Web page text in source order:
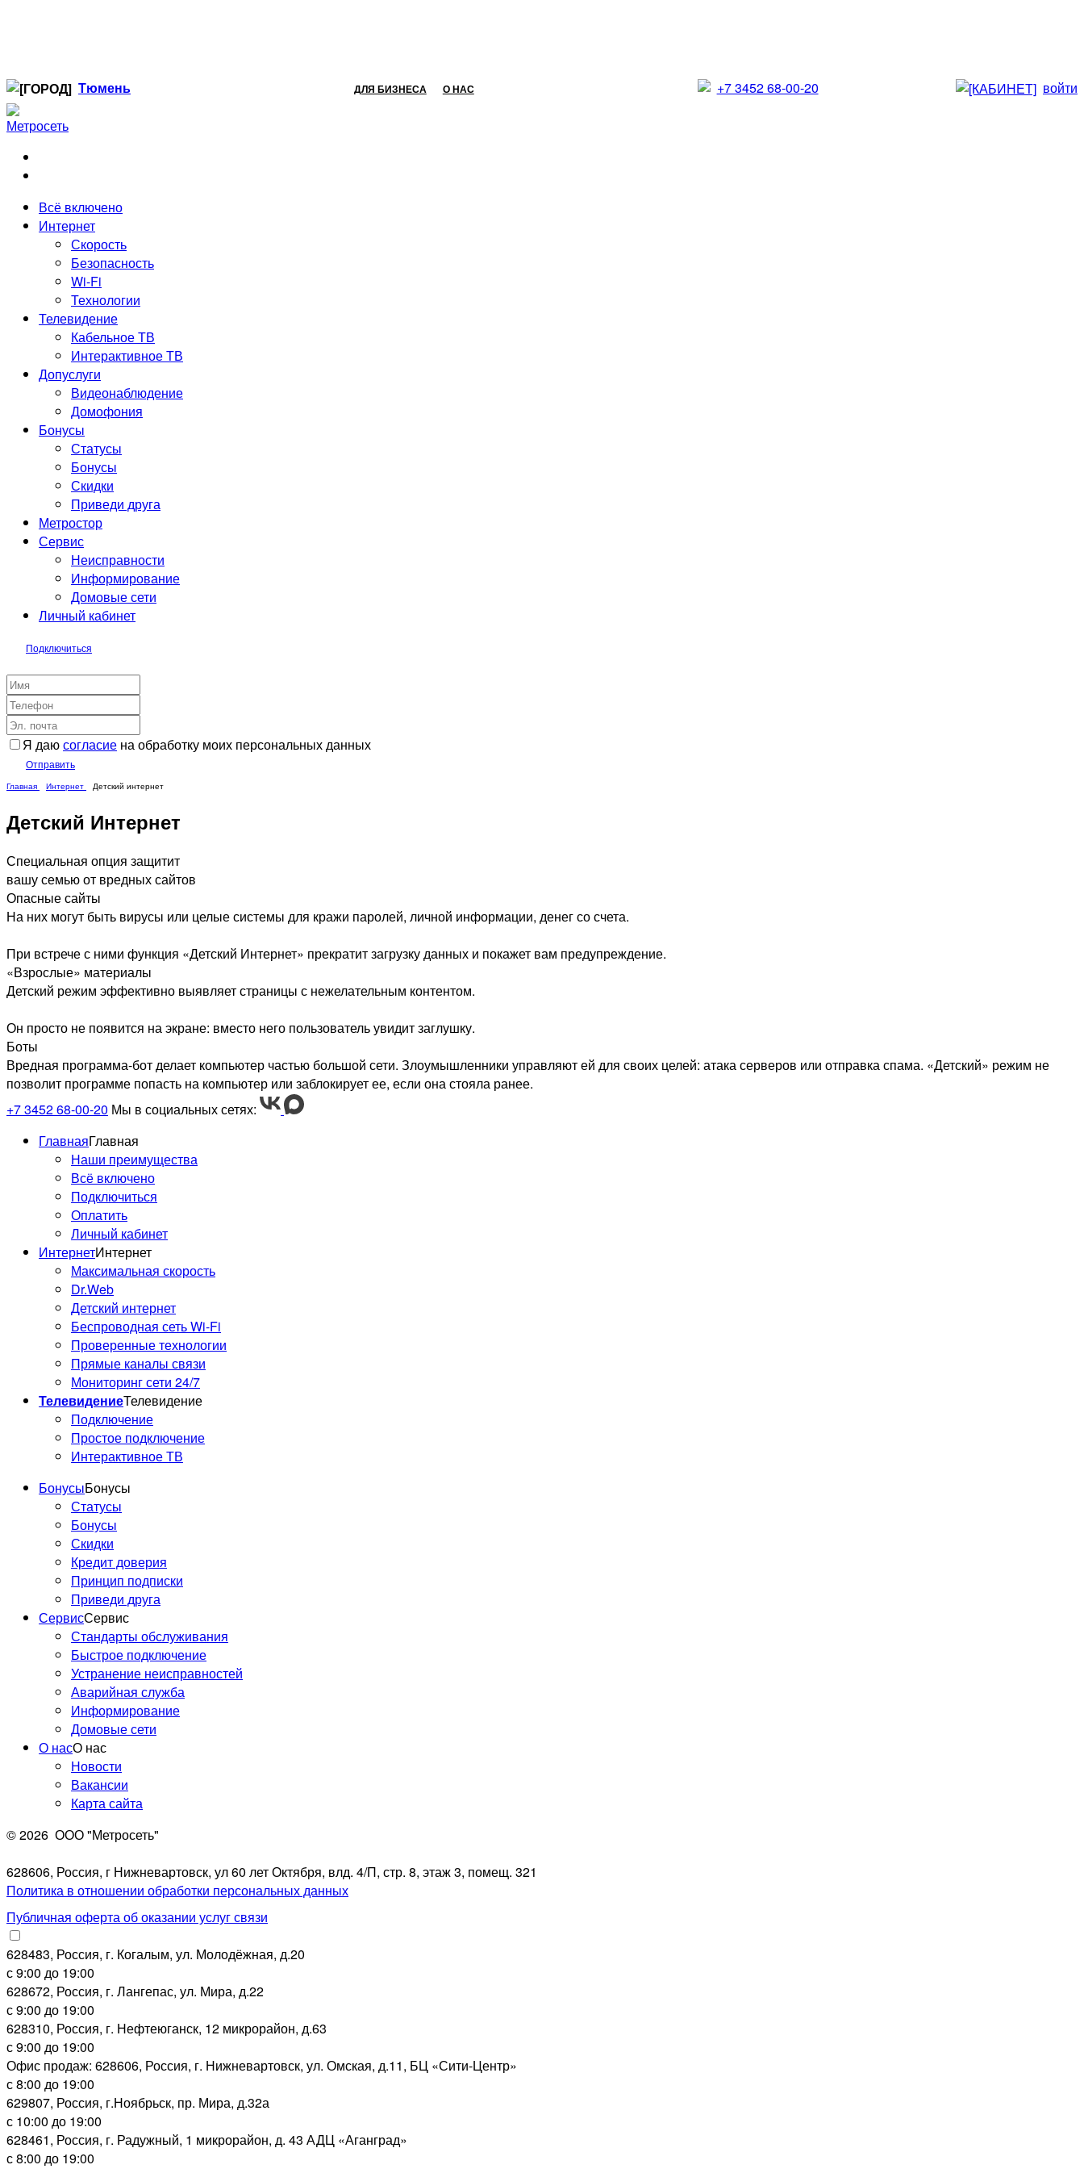
Тюмень
Лангепас
Радужный
Сургут
Стрежевой
Тюмень
ДЛЯ БИЗНЕСА О НАС +7 3452 68-00-20 войти
Всё включено
Интернет
Скорость
Безопасность
Wi-Fi
Технологии
Телевидение
Кабельное ТВ
Интерактивное ТВ
Допуслуги
Видеонаблюдение
Домофония
Бонусы
Статусы
Бонусы
Скидки
Приведи друга
Метростор
Сервис
Неисправности
Информирование
Домовые сети
Личный кабинет
Подключиться
Я даюсогласие на обработку моих персональных данных
Отправить
Главная Интернет Детский интернет
Детский Интернет
Специальная опция защитит
вашу семью от вредных сайтов
Опасные сайты
На них могут быть вирусы или целые системы для кражи паролей, личной информации, денег со счета.
При встрече с ними функция «Детский Интернет» прекратит загрузку данных и покажет вам предупреждение.
«Взрослые» материалы
Детский режим эффективно выявляет страницы с нежелательным контентом.
Он просто не появится на экране: вместо него пользователь увидит заглушку.
Боты
Вредная программа-бот делает компьютер частью большой сети. Злоумышленники управляют ей для своих целей: атака серверов или отправка спама. «Детский» режим не
позволит программе попасть на компьютер или заблокирует ее, если она стояла ранее.
+7 3452 68-00-20 Мы в социальных сетях:
ГлавнаяГлавная
Наши преимущества
Всё включено
Подключиться
Оплатить
Личный кабинет
ИнтернетИнтернет
Максимальная скорость
Dr.Web
Детский интернет
Беспроводная сеть Wi-Fi
Проверенные технологии
Прямые каналы связи
Мониторинг сети 24/7
ТелевидениеТелевидение
Подключение
Простое подключение
Интерактивное ТВ
БонусыБонусы
Статусы
Бонусы
Скидки
Кредит доверия
Принцип подписки
Приведи друга
СервисСервис
Стандарты обслуживания
Быстрое подключение
Устранение неисправностей
Аварийная служба
Информирование
Домовые сети
О насО нас
Новости
Вакансии
Карта сайта
© 2026 ООО "Метросеть"
628606, Россия, г Нижневартовск, ул 60 лет Октября, влд. 4/П, стр. 8, этаж 3, помещ. 321
Политика в отношении обработки персональных данных
Публичная оферта об оказании услуг связи
628483, Россия, г. Когалым, ул. Молодёжная, д.20
с 9:00 до 19:00
628672, Россия, г. Лангепас, ул. Мира, д.22
с 9:00 до 19:00
628310, Россия, г. Нефтеюганск, 12 микрорайон, д.63
с 9:00 до 19:00
Офис продаж: 628606, Россия, г. Нижневартовск, ул. Омская, д.11, БЦ «Сити-Центр»
с 8:00 до 19:00
629807, Россия, г.Ноябрьск, пр. Мира, д.32а
с 10:00 до 19:00
628461, Россия, г. Радужный, 1 микрорайон, д. 43 АДЦ «Аганград»
с 8:00 до 19:00